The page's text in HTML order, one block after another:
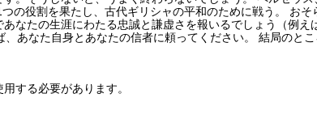
の役割を果たし、古代ギリシャの平和のために戦う。 おそ
なたの生涯にわたる忠誠と謙虚さを報いるでしょう（例え
あなた自身とあなたの信者に頼ってください。 結局のと
する必要があります。